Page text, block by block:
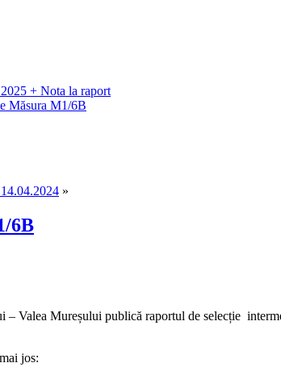
+ Nota la raport
Măsura M1/6B
»
6B
Valea Mureșului publică raportul de selecție
jos: